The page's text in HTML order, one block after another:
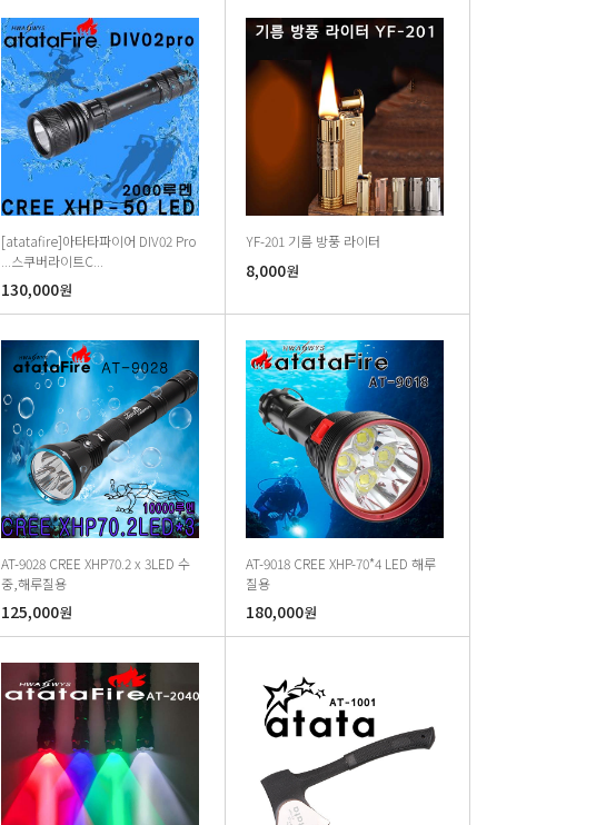
[atatafire]아타타파이어 DIV02 Pro
...스쿠버라이트C...
130,000원
YF-201 기름 방풍 라이터
8,000원
AT-9028 CREE XHP70.2 x 3LED 수
중,해루질용
125,000원
AT-9018 CREE XHP-70*4 LED 해루
질용
180,000원